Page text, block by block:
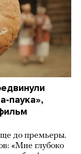
паука»,
до премьеры.
«Мне глубоко